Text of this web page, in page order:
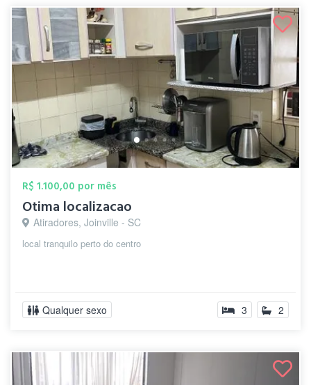
R$ 1.100,00 por mês
Otima localizacao
Atiradores, Joinville - SC
local tranquilo perto do centro
Qualquer sexo 3 2